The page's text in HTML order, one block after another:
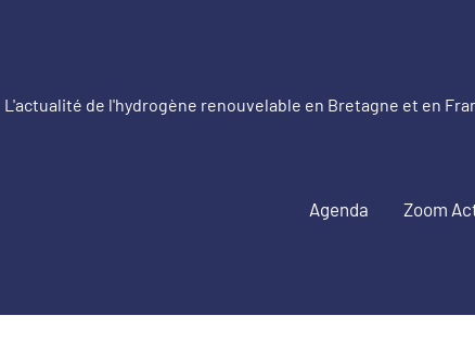
L'actualité de l'hydrogène renouvelable en Bretagne et en
Agenda Zoom